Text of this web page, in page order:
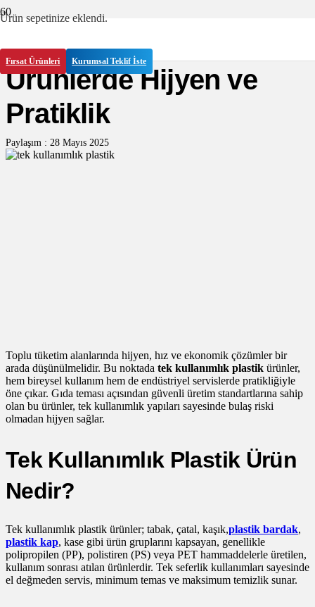
Ürün sepetinize eklendi.
Fırsat Ürünleri Kurumsal Teklif İste
Tek Kullanımlık Plastik
Ürünlerde Hijyen ve
Pratiklik
Paylaşım : 28 Mayıs 2025
Toplu tüketim alanlarında hijyen, hız ve ekonomik çözümler bir
arada düşünülmelidir. Bu noktada tek kullanımlık plastik ürünler,
hem bireysel kullanım hem de endüstriyel servislerde pratikliğiyle
öne çıkar. Gıda teması açısından güvenli üretim standartlarına sahip
olan bu ürünler, tek kullanımlık yapıları sayesinde bulaş riski
olmadan hijyen sağlar.
Tek Kullanımlık Plastik Ürün
Nedir?
Tek kullanımlık plastik ürünler; tabak, çatal, kaşık,plastik bardak,
plastik kap, kase gibi ürün gruplarını kapsayan, genellikle
polipropilen (PP), polistiren (PS) veya PET hammaddelerle üretilen,
kullanım sonrası atılan ürünlerdir. Tek seferlik kullanımları sayesinde
el değmeden servis, minimum temas ve maksimum temizlik sunar.